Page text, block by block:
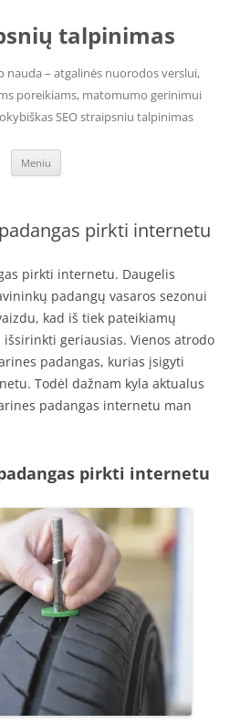
talpinimas
nauda – atgalinės nuorodos verslui,
poreikiams, matomumo gerinimui
SEO straipsniu talpinimas
Meniu
pirkti internetu
pirkti internetu. Daugelis
padangų vasaros sezonui
kad iš tiek pateikiamų
geriausias. Vienos atrodo
padangas, kurias įsigyti
Todėl dažnam kyla aktualus
padangas internetu man
pirkti internetu